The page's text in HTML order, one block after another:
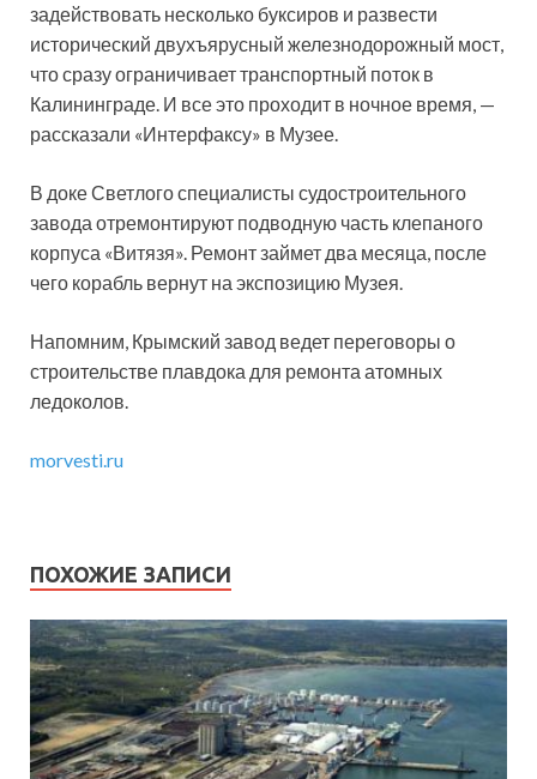
задействовать несколько буксиров и развести
исторический двухъярусный железнодорожный мост,
что сразу ограничивает транспортный поток в
Калининграде. И все это проходит в ночное время, —
рассказали «Интерфаксу» в Музее.
В доке Светлого специалисты судостроительного
завода отремонтируют подводную часть клепаного
корпуса «Витязя». Ремонт займет два месяца, после
чего корабль вернут на экспозицию Музея.
Напомним, Крымский завод ведет переговоры о
строительстве плавдока для ремонта атомных
ледоколов.
morvesti.ru
ПОХОЖИЕ ЗАПИСИ